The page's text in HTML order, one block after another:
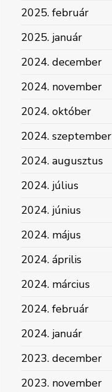
2025. február
2025. január
2024. december
2024. november
2024. október
2024. szeptember
2024. augusztus
2024. július
2024. június
2024. május
2024. április
2024. március
2024. február
2024. január
2023. december
2023. november